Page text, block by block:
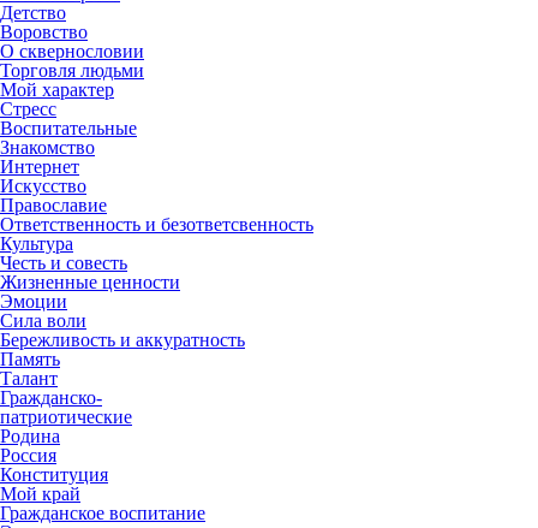
Детство
Воровство
О сквернословии
Торговля людьми
Мой характер
Стресс
Воспитательные
Знакомство
Интернет
Искусство
Православие
Ответственность и безответсвенность
Культура
Честь и совесть
Жизненные ценности
Эмоции
Сила воли
Бережливость и аккуратность
Память
Талант
Гражданско-
патриотические
Родина
Россия
Конституция
Мой край
Гражданское воспитание